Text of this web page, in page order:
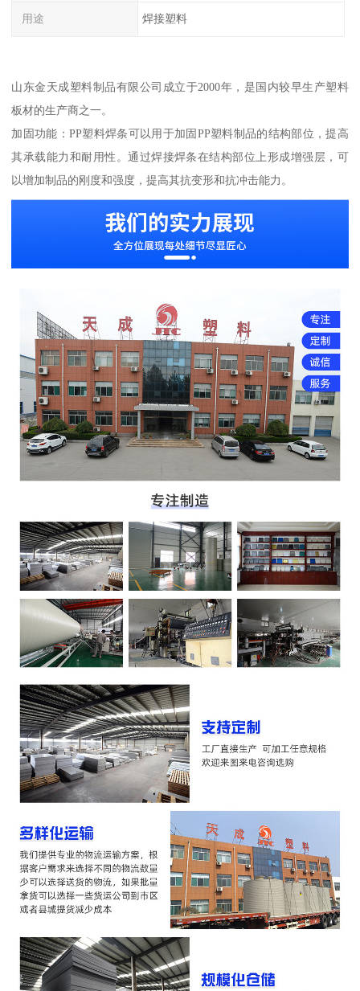
用途 焊接塑料
山东金天成塑料制品有限公司成立于2000年，是国内较早生产塑料
板材的生产商之一。
加固功能：PP塑料焊条可以用于加固PP塑料制品的结构部位，提高
其承载能力和耐用性。通过焊接焊条在结构部位上形成增强层，可
以增加制品的刚度和强度，提高其抗变形和抗冲击能力。